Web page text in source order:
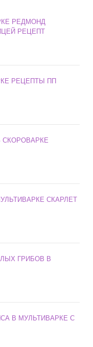
РЕДМОНД
РЕЦЕПТ
РЕЦЕПТЫ ПП
СКАРЛЕТ
ГРИБОВ В
В МУЛЬТИВАРКЕ С